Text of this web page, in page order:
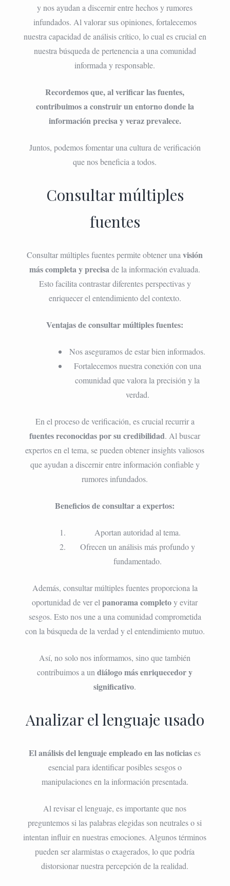
y nos ayudan a discernir entre hechos y rumores
infundados. Al valorar sus opiniones, fortalecemos
nuestra capacidad de análisis crítico, lo cual es crucial en
nuestra búsqueda de pertenencia a una comunidad
informada y responsable.
Recordemos que, al verificar las fuentes,
contribuimos a construir un entorno donde la
información precisa y veraz prevalece.
Juntos, podemos fomentar una cultura de verificación
que nos beneficia a todos.
Consultar múltiples
fuentes
Consultar múltiples fuentes permite obtener unavisión
más completa y precisade la información evaluada.
Esto facilita contrastar diferentes perspectivas y
enriquecer el entendimiento del contexto.
Ventajas de consultar múltiples fuentes:
Nos aseguramos de estar bien informados.
Fortalecemos nuestra conexión con una
comunidad que valora la precisión y la
verdad.
En el proceso de verificación, es crucial recurrir a
fuentes reconocidas por su credibilidad. Al buscar
expertos en el tema, se pueden obtener insights valiosos
que ayudan a discernir entre información confiable y
rumores infundados.
Beneficios de consultar a expertos:
Aportan autoridad al tema.
Ofrecen un análisis más profundo y
fundamentado.
Además, consultar múltiples fuentes proporciona la
oportunidad de ver elpanorama completoy evitar
sesgos. Esto nos une a una comunidad comprometida
con la búsqueda de la verdad y el entendimiento mutuo.
Así, no solo nos informamos, sino que también
contribuimos a undiálogo más enriquecedor y
significativo.
Analizar el lenguaje usado
El análisis del lenguaje empleado en las noticiases
esencial para identificar posibles sesgos o
manipulaciones en la información presentada.
Al revisar el lenguaje, es importante que nos
preguntemos si las palabras elegidas son neutrales o si
intentan influir en nuestras emociones. Algunos términos
pueden ser alarmistas o exagerados, lo que podría
distorsionar nuestra percepción de la realidad.